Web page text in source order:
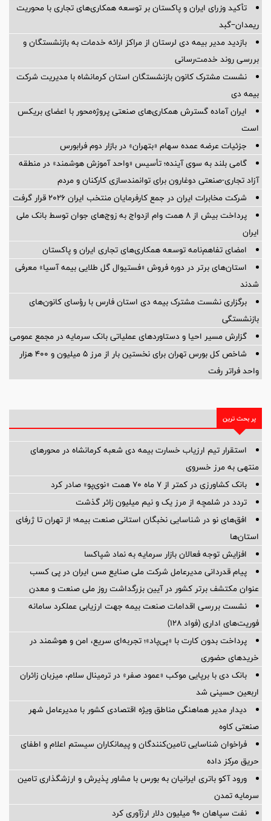
تأکید وزرای ایران و پاکستان بر توسعه همکاری‌های تجاری با محوریت
ریمدان–گبد
بازدید مدیر بیمه دی لرستان از مراکز ارائه خدمات به بازنشستگان و
بررسی روند خدمت‌رسانی
نشست مشترک کانون بازنشستگان استان کرمانشاه با مدیریت شرکت
بیمه دی
ایران آماده گسترش همکاری‌های صنعتی پروژه‌محور با اعضای بریکس
است
جزئیات عرضه عمده سهام «بتهران» در بازار دوم فرابورس
گامی بلند به سوی آینده؛ تأسیس «واحد آموزش هوشمند» در منطقه
آزاد تجاری-صنعتی دوغارون برای توانمندسازی کارکنان و مردم
شرکت مخابرات ایران در جمع کارفرمایان منتخب ایران ۲۰۲۶ قرار گرفت
پرداخت بیش از ۸ همت وام ازدواج به زوج‌های جوان توسط بانک ملی
ایران
امضای تفاهم‌نامه توسعه همکاری‌های تجاری ایران و پاکستان
استان‌های برتر در دوره فروش «فستیوال گل طلایی بیمه آسیا» معرفی
شدند
برگزاری نشست مشترک بیمه دی استان فارس با رؤسای کانون‌های
بازنشستگی
گزارش مسیر احیا و دستاوردهای عملیاتی بانک سرمایه در مجمع عمومی
شاخص کل بورس تهران برای نخستین بار از مرز ۵ میلیون و ۴۰۰ هزار
واحد فراتر رفت
پر بحث ترین
استقرار تیم ارزیاب خسارت بیمه دی شعبه کرمانشاه در محورهای
منتهی به مرز خسروی
بانک کشاورزی در کمتر از ۷ ماه ۷۰ همت «نوی‌پو» صادر کرد
تردد در شلمچه از مرز یک و نیم میلیون زائر گذشت
افق‌های نو در شناسایی نخبگان استانی صنعت بیمه؛ از تهران تا ژرفای
استان‌ها
افزایش توجه فعالان بازار سرمایه به نماد شپاکسا
پیام قدردانی مدیرعامل شرکت ملی صنایع مس ایران در پی کسب
عنوان مکتشف برتر کشور در آیین بزرگداشت روز ملی صنعت و معدن
نشست بررسی اقدامات صنعت بیمه جهت ارزیابی عملکرد سامانه
فوریت‌های اداری (فواد ۱۲۸)
پرداخت بدون کارت با «پی‌پاد»؛ تجربه‌ای سریع، امن و هوشمند در
خریدهای حضوری
بانک دی با برپایی موکب «عمود صفر» در ترمینال سلام، میزبان زائران
اربعین حسینی شد
دیدار مدیر هماهنگی مناطق ویژه اقتصادی کشور با مدیرعامل شهر
صنعتی کاوه
فراخوان شناسایی تامین‌کنندگان و پیمانکاران سیستم اعلام و اطفای
حریق مرکز داده
ورود آکو باتری ایرانیان به بورس با مشاور پذیرش و ارزشگذاری تامین
سرمایه تمدن
نفت سپاهان ۹۰ میلیون دلار ارزآوری کرد